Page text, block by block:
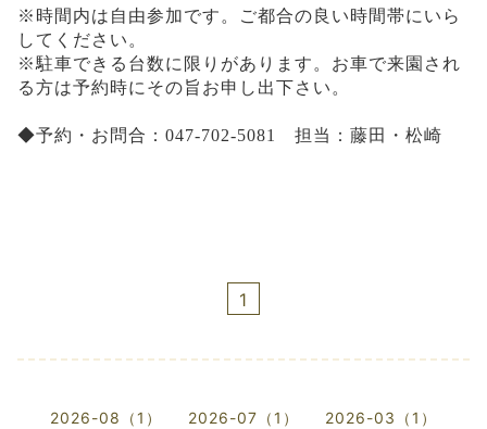
※時間内は自由参加です。ご都合の良い時間帯にいら
してください。
※駐車できる台数に限りがあります。お車で来園され
る方は予約時にその旨お申し出下さい。
◆予約・お問合：047-702-5081 担当：藤田・松崎
1
2026-08（1） 2026-07（1）
2026-03（1）